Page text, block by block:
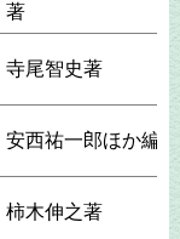
著
寺尾智史著
安西祐一郎ほか編
柿木伸之著